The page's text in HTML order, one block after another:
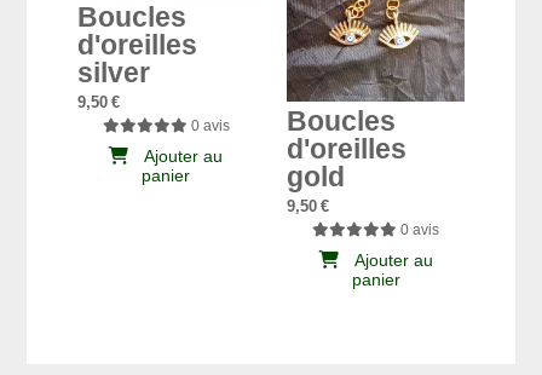
Boucles
d'oreilles
silver
9,50€
0 avis
Ajouter au
panier
Boucles
d'oreilles
gold
9,50 €
0 avis
Ajouter au
panier